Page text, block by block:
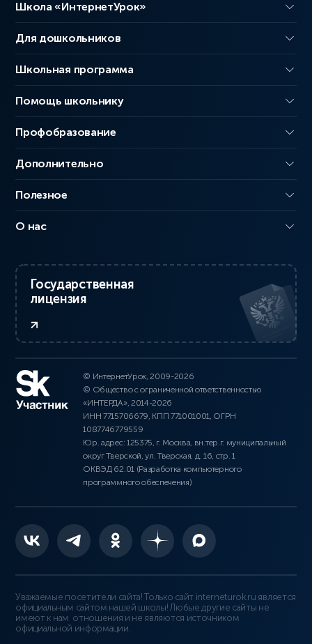
Школа «ИнтернетУрок»
Для дошкольников
Школьная программа
Помощь школьнику
Профобразование
Дополнительно
Полезное
О нас
Государственная
лицензия
© ИнтернетУрок, 2009-2026
© Общество с ограниченной ответственностью
«ИНТЕРДА», 2014-2026
ИНН 7715706679, КПП 771001001, ОГРН
1087746779559
Юр. адрес: 125375, г. Москва, вн.тер.г. муниципальный
округ Тверской, ул. Тверская, д. 16, стр. 1
ОКВЭД 62.01 (Разработка компьютерного
программного обеспечения)
Уважаемые посетители сайта! Только сайт interneturok.ru является
официальным сайтом нашей школы! Любые другие сайты не
имеют к нам отношения и не являются источником
официальной информации.